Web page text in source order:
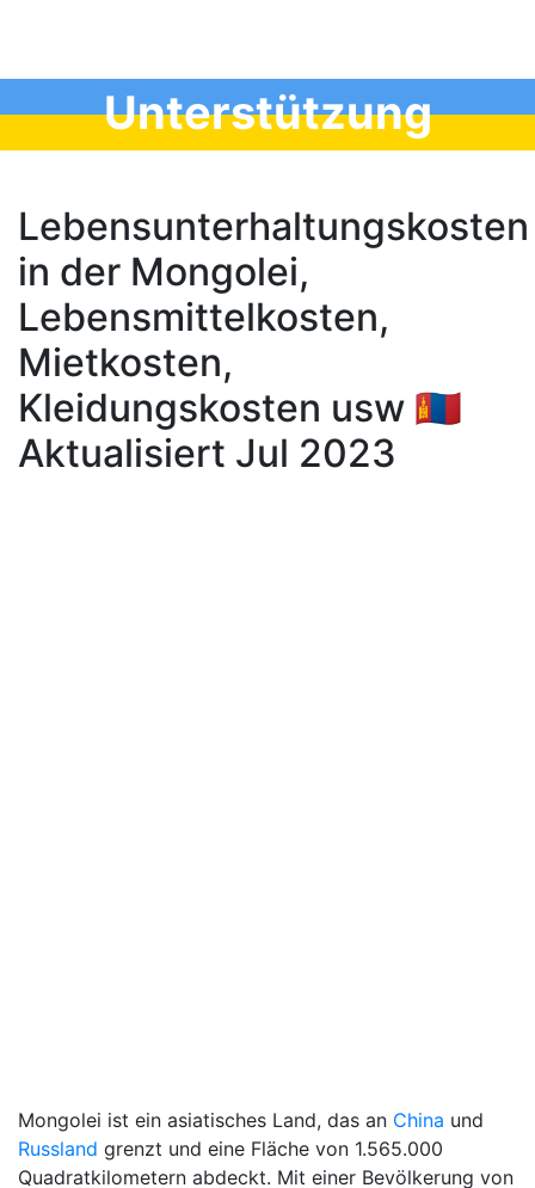
Unterstützung
Lebensunterhaltungskosten
in der Mongolei,
Lebensmittelkosten,
Mietkosten,
Kleidungskosten usw 🇲🇳
Aktualisiert Jul 2023
Mongolei ist ein asiatisches Land, das an China und
Russland grenzt und eine Fläche von 1.565.000
Quadratkilometern abdeckt. Mit einer Bevölkerung von